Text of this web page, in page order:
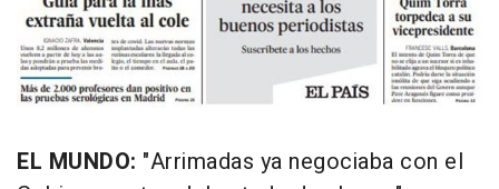
EL MUNDO: "Arrimadas ya negociaba con el